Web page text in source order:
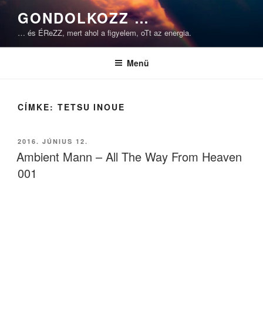
Tartalomhoz
GONDOLKOZZ …
… és ÉReZZ, mert ahol a figyelem, oTt az energia.
Menü
CÍMKE: TETSU INOUE
BEKÜLDVE:
2016. JÚNIUS 12.
Ambient Mann – All The Way From Heaven
001